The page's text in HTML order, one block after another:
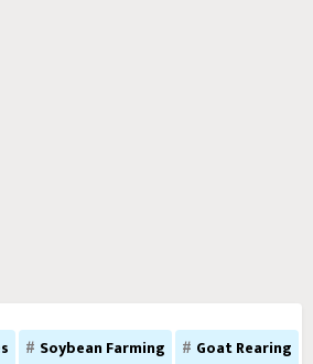
Soybean Farming
Goat Rearing